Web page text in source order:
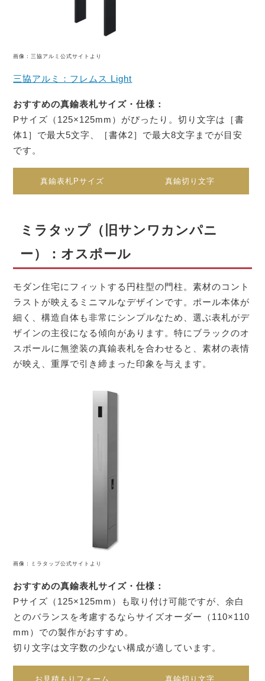
画像：三協アルミ公式サイトより
三協アルミ：フレムス Light
おすすめの真鍮表札サイズ・仕様：
Pサイズ（125×125mm）がぴったり。切り文字は［書
体1］で最大5文字、［書体2］で最大8文字までが目安
です。
真鍮表札Pサイズ 真鍮切り文字
ミラタップ（旧サンワカンパニ
ー）：オスポール
モダン住宅にフィットする円柱型の門柱。素材のコント
ラストが映えるミニマルなデザインです。ポール本体が
細く、構造自体も非常にシンプルなため、選ぶ表札がデ
ザインの主役になる傾向があります。特にブラックのオ
スポールに無塗装の真鍮表札を合わせると、素材の表情
が映え、重厚で引き締まった印象を与えます。
画像：ミラタップ公式サイトより
おすすめの真鍮表札サイズ・仕様：
Pサイズ（125×125mm）も取り付け可能ですが、余白
とのバランスを考慮するならサイズオーダー（110×110
mm）での製作がおすすめ。
切り文字は文字数の少ない構成が適しています。
お見積もりフォーム 真鍮切り文字